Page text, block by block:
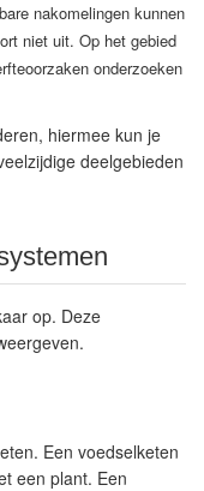
nakomelingen kunnen
niet uit. Op het gebied
onderzoeken
hiermee kun je
deelgebieden
op. Deze
Een voedselketen
een plant. Een